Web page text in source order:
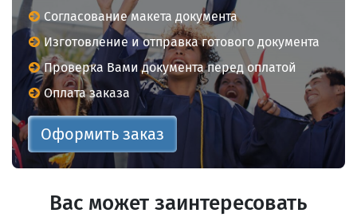
Согласование макета документа
Изготовление и отправка готового документа
Проверка Вами документа перед оплатой
Оплата заказа
Оформить заказ
Вас может заинтересовать